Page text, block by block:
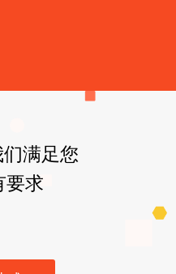
满足您
要求